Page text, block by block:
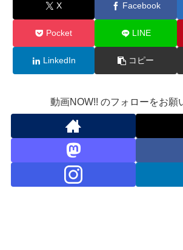
X Facebook
Pocket LINE
LinkedIn コピー
動画NOW!! のフォローをお願